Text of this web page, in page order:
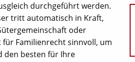
durchgeführt werden.
tritt automatisch in Kraft,
oder
Familienrecht sinnvoll, um
den besten für Ihre